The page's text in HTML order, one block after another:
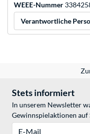
WEEE-Nummer
Verantwortliche
Stets informiert
In unserem Newsletter
Gewinnspielaktionen auf